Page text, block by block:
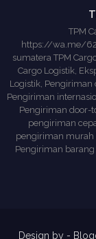
TPM
https://wa.me/
sumatera TPM
Cargo Logistik,
Logistik, Pengiriman
Pengiriman
Pengiriman door-
pengiriman
pengiriman murah
Pengiriman barang
Design by -